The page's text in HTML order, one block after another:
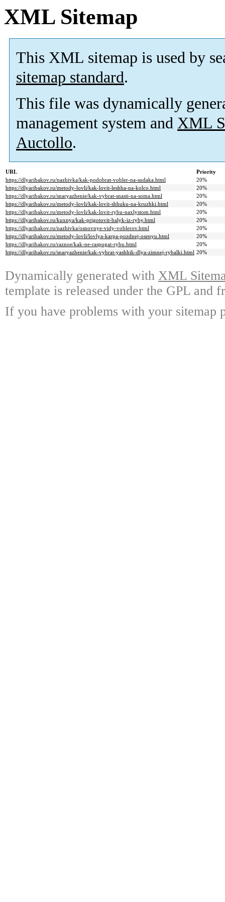
XML Sitemap
This XML sitemap is used by
sitemap standard.
This file was dynamically
management system and XML
Auctollo.
URL
Priority
https://dlyaribakov.ru/nazhivka/kak-podobrat-vobler-na-sudaka.html
20%
https://dlyaribakov.ru/metody-lovli/kak-lovit-leshha-na-kolco.html
20%
https://dlyaribakov.ru/snaryazhenie/kak-vybrat-snasti-na-soma.html
20%
https://dlyaribakov.ru/metody-lovli/kak-lovit-shhuku-na-kruzhki.html
20%
https://dlyaribakov.ru/metody-lovli/kak-lovit-rybu-naxlystom.html
20%
https://dlyaribakov.ru/kuxnya/kak-prigotovit-balyk-iz-ryby.html
20%
https://dlyaribakov.ru/nazhivka/osnovnye-vidy-voblerov.html
20%
https://dlyaribakov.ru/metody-lovli/lovlya-karpa-pozdnej-osenyu.html
20%
https://dlyaribakov.ru/raznoe/kak-ne-raspugat-rybu.html
20%
https://dlyaribakov.ru/snaryazhenie/kak-vybrat-yashhik-dlya-zimnej-rybalki.html 20%
Dynamically generated with XML
template is released under the GPL and
If you have problems with your sitemap